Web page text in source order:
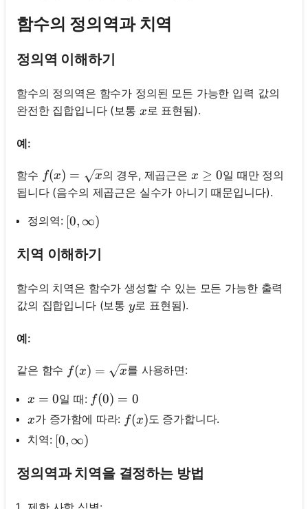
함수의 정의역과 치역
정의역 이해하기
함수의 정의역은 함수가 정의된 모든 가능한 입력 값의
완전한 집합입니다 (보통 x
x 로 표현됨).
예:
함수 f(x)=\sqrt{x}
f(x) = x의 경우, 제곱근은 x \geq 0
x ≥ 0일 때만 정의
됩니다 (음수의 제곱근은 실수가 아니기 때문입니다).
정의역: [0, \infty)
[0, ∞)
치역 이해하기
함수의 치역은 함수가 생성할 수 있는 모든 가능한 출력
값의 집합입니다 (보통 y
y로 표현됨).
예:
같은 함수 f(x)=\sqrt{x}
f(x) = x를 사용하면:
x=0
x = 0일 때: f(0)=0
f(0) = 0
x
x가 증가함에 따라: f(x)
f(x)도 증가합니다.
치역: [0, \infty)
[0, ∞)
정의역과 치역을 결정하는 방법